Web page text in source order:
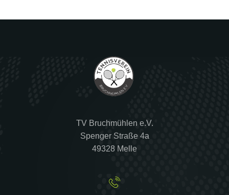
TV Bruchmühlen e.V.
Spenger Straße 4a
49328 Melle